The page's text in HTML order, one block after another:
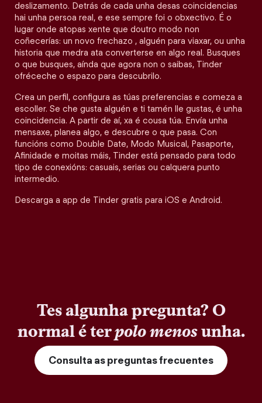
deslizamento. Detrás de cada unha desas coincidencias
hai unha persoa real, e ese sempre foi o obxectivo. É o
lugar onde atopas xente que doutro modo non
coñecerías: un novo frechazo , alguén para viaxar, ou unha
historia que medra ata converterse en algo real. Busques
o que busques, aínda que agora non o saibas, Tinder
ofréceche o espazo para descubrilo.
Crea un perfil, configura as túas preferencias e comeza a
escoller. Se che gusta alguén e ti tamén lle gustas, é unha
coincidencia. A partir de aí, xa é cousa túa. Envía unha
mensaxe, planea algo, e descubre o que pasa. Con
funcións como Double Date, Modo Musical, Pasaporte,
Afinidade e moitas máis, Tinder está pensado para todo
tipo de conexións: casuais, serias ou calquera punto
intermedio.
Descarga a app de Tinder gratis para iOS e Android.
Tes algunha pregunta? O
normal é terpolo menosunha.
Consulta as preguntas frecuentes